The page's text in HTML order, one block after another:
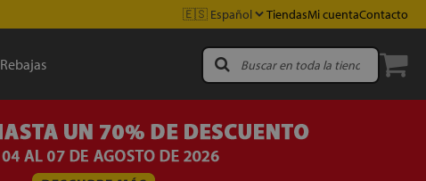
TiendasMi cuentaContacto
Rebajas